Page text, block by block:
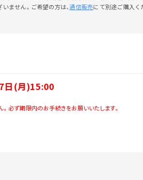
ません。ご希望の方は、通信販売にて別途ご購入く
日(月)15:00
必ず期限内のお手続きをお願いいたします。